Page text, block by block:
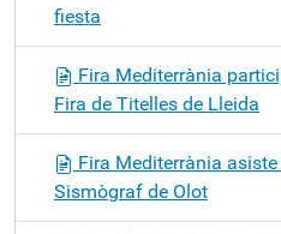
fiesta
Fira Mediterrània
Fira de Titelles de Lleida
Fira Mediterrània
Sismògraf de Olot